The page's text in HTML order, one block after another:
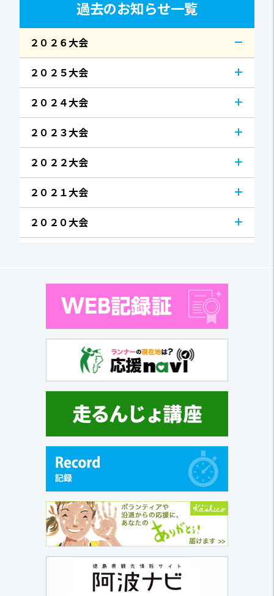
過去のお知らせ一覧
２０２６大会
２０２５大会
２０２４大会
２０２３大会
２０２２大会
２０２１大会
２０２０大会